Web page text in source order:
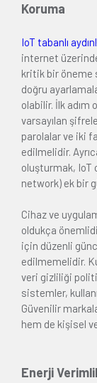
Koruma
IoT tabanlı
internet
kritik bir öneme
doğru
olabilir. İlk adım
varsayılan
parolalar ve iki
edilmelidir.
oluşturmak, IoT
network) ek bir
Cihaz ve
oldukça
için düzenli
edilmemelidir.
veri gizliliği
sistemler,
Güvenilir
hem de kişisel
Enerji